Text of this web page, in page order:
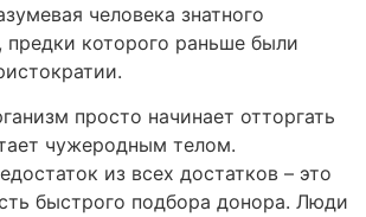
человека знатного
которого раньше были
просто начинает отторгать
чужеродным телом.
из всех достатков – это
быстрого подбора донора. Люди